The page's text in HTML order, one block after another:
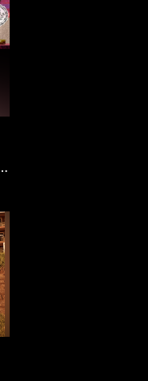
ビッフル・ア・ゴーゴー！2026～ オフィシャル2次先行受付開始！